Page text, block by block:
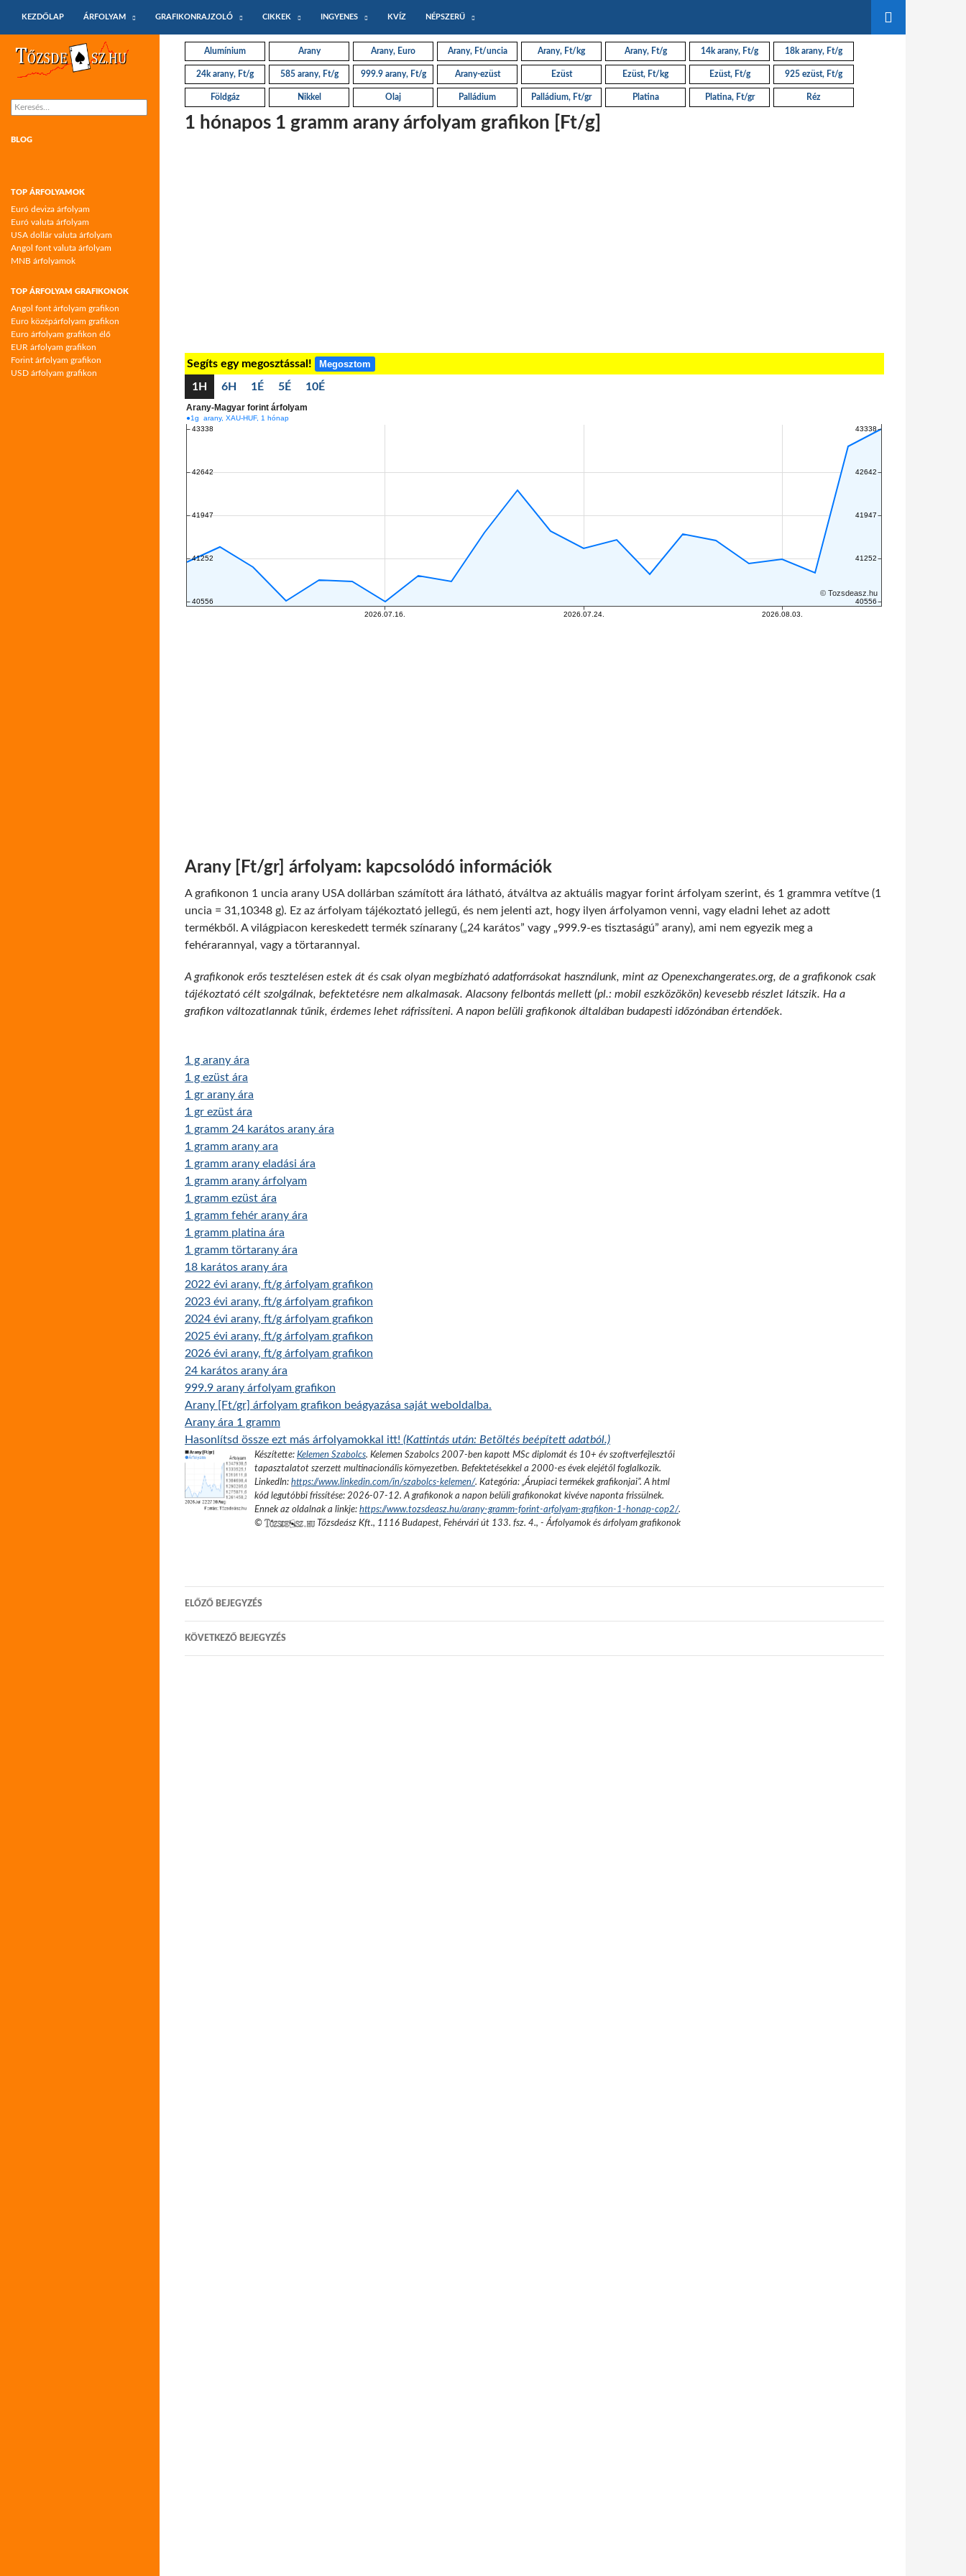
KEZDŐLAP
ÁRFOLYAM GRAFIKONRAJZOLÓ CIKKEK INGYENES KVÍZ NÉPSZERŰ
1 hónapos 1 gramm arany árfolyam grafikon [Ft/g]
Segíts egy megosztással! Megosztom
1H 6H 1É 5É 10É
Arany [Ft/gr] árfolyam: kapcsolódó információk
A grafikonon 1 uncia arany USA dollárban számított ára látható, átváltva az aktuális magyar forint árfolyam szerint, és 1 grammra vetítve (1
uncia = 31,10348 g). Ez az árfolyam tájékoztató jellegű, és nem jelenti azt, hogy ilyen árfolyamon venni, vagy eladni lehet az adott
termékből. A világpiacon kereskedett termék színarany („24 karátos” vagy „999.9-es tisztaságú” arany), ami nem egyezik meg a
fehérarannyal, vagy a törtarannyal.
A grafikonok erős tesztelésen estek át és csak olyan megbízható adatforrásokat használunk, mint az Openexchangerates.org, de a grafikonok csak
tájékoztató célt szolgálnak, befektetésre nem alkalmasak. Alacsony felbontás mellett (pl.: mobil eszközökön) kevesebb részlet látszik. Ha a
grafikon változatlannak tűnik, érdemes lehet ráfrissíteni. A napon belüli grafikonok általában budapesti időzónában értendőek.
1 g arany ára
1 g ezüst ára
1 gr arany ára
1 gr ezüst ára
1 gramm 24 karátos arany ára
1 gramm arany ara
1 gramm arany eladási ára
1 gramm arany árfolyam
1 gramm ezüst ára
1 gramm fehér arany ára
1 gramm platina ára
1 gramm törtarany ára
18 karátos arany ára
2022 évi arany, ft/g árfolyam grafikon
2023 évi arany, ft/g árfolyam grafikon
2024 évi arany, ft/g árfolyam grafikon
2025 évi arany, ft/g árfolyam grafikon
2026 évi arany, ft/g árfolyam grafikon
24 karátos arany ára
999.9 arany árfolyam grafikon
Arany [Ft/gr] árfolyam grafikon beágyazása saját weboldalba.
Arany ára 1 gramm
Hasonlítsd össze ezt más árfolyamokkal itt! (Kattintás után: Betöltés beépített adatból.)
Alumínium Arany Arany, Euro Arany, Ft/uncia Arany, Ft/kg Arany, Ft/g 14k arany, Ft/g 18k arany, Ft/g
24k arany, Ft/g 585 arany, Ft/g 999.9 arany, Ft/g Arany-ezüst Ezüst Ezüst, Ft/kg Ezüst, Ft/g 925 ezüst, Ft/g
Földgáz Nikkel Olaj Palládium Palládium, Ft/gr Platina Platina, Ft/gr Réz
Készítette: Kelemen Szabolcs. Kelemen Szabolcs 2007-ben kapott MSc diplomát és 10+ év szoftverfejlesztői
tapasztalatot szerzett multinacionális környezetben. Befektetésekkel a 2000-es évek elejétől foglalkozik.
LinkedIn: https://www.linkedin.com/in/szabolcs-kelemen/. Kategória: „Árupiaci termékek grafikonjai”.A html
kód legutóbbi frissítése: 2026-07-12. A grafikonok a napon belüli grafikonokat kivéve naponta frissülnek.
Ennek az oldalnak a linkje: https://www.tozsdeasz.hu/arany-gramm-forint-arfolyam-grafikon-1-honap-cop2/.
©
Tőzsdeász Kft., 1116 Budapest, Fehérvári út 133. fsz. 4., - Árfolyamok és árfolyam grafikonok
Bejegyzés
navigáció
ELŐZŐ BEJEGYZÉS
KÖVETKEZŐ BEJEGYZÉS
Tőzsdeász.hu – árfolyamok és árfolyam
grafikonok
Keresés:
BLOG
TOP ÁRFOLYAMOK
Euró deviza árfolyam
Euró valuta árfolyam
USA dollár valuta árfolyam
Angol font valuta árfolyam
MNB árfolyamok
TOP ÁRFOLYAM GRAFIKONOK
Angol font árfolyam grafikon
Euro középárfolyam grafikon
Euro árfolyam grafikon élő
EUR árfolyam grafikon
Forint árfolyam grafikon
USD árfolyam grafikon